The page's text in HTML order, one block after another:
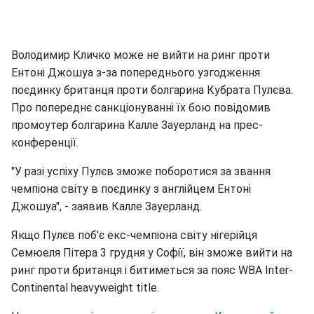
Володимир Кличко може не вийти на ринг проти
Ентоні Джошуа з-за попереднього узгодження
поєдинку британця проти болгарина Кубрата Пулєва.
Про попереднє санкціонуванні їх бою повідомив
промоутер болгарина Калле Зауерланд на прес-
конференції.
"У разі успіху Пулєв зможе поборотися за звання
чемпіона світу в поєдинку з англійцем Ентоні
Джошуа", - заявив Калле Зауерланд.
Якщо Пулєв поб'є екс-чемпіона світу нігерійця
Семюеля Пітера 3 грудня у Софії, він зможе вийти на
ринг проти британця і битиметься за пояс WBA Inter-
Continental heavyweight title.